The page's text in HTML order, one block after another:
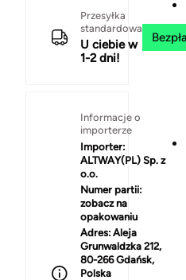
Przesyłka
standardowa
U ciebie w
1-2 dni!
Informacje o
importerze
Importer:
ALTWAY(PL) Sp. z
o.o.
Numer partii:
zobacz na
opakowaniu
Adres: Aleja
Grunwaldzka 212,
80-266 Gdańsk,
Polska